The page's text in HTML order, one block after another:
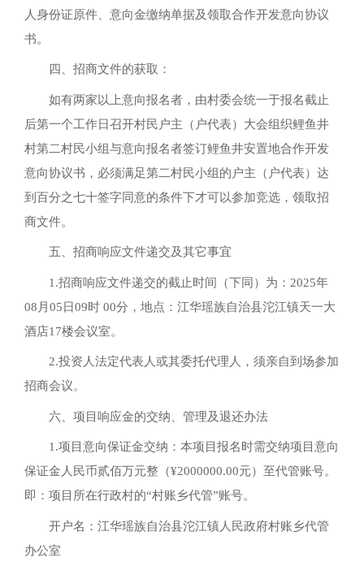
人身份证原件、意向金缴纳单据及领取合作开发意向协议
书。
四、招商文件的获取：
如有两家以上意向报名者，由村委会统一于报名截止
后第一个工作日召开村民户主（户代表）大会组织鲤鱼井
村第二村民小组与意向报名者签订鲤鱼井安置地合作开发
意向协议书，必须满足第二村民小组的户主（户代表）达
到百分之七十签字同意的条件下才可以参加竞选，领取招
商文件。
五、招商响应文件递交及其它事宜
1.招商响应文件递交的截止时间（下同）为：2025年
08月05日09时 00分，地点：江华瑶族自治县沱江镇天一大
酒店17楼会议室。
2.投资人法定代表人或其委托代理人，须亲自到场参加
招商会议。
六、项目响应金的交纳、管理及退还办法
1.项目意向保证金交纳：本项目报名时需交纳项目意向
保证金人民币贰佰万元整（¥2000000.00元）至代管账号。
即：项目所在行政村的“村账乡代管”账号。
开户名：江华瑶族自治县沱江镇人民政府村账乡代管
办公室